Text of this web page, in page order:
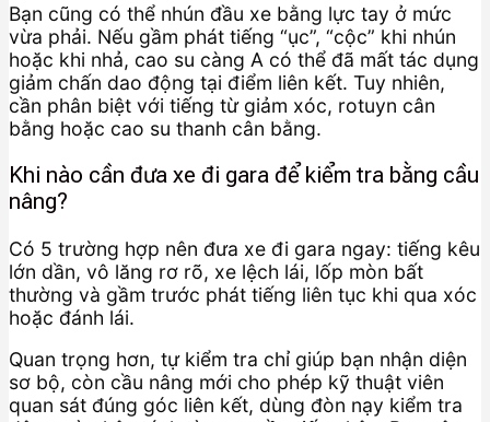
Bạn cũng có thể nhún đầu xe bằng lực tay ở mức
vừa phải. Nếu gầm phát tiếng “ục”, “cộc” khi nhún
hoặc khi nhả, cao su càng A có thể đã mất tác dụng
giảm chấn dao động tại điểm liên kết. Tuy nhiên,
cần phân biệt với tiếng từ giảm xóc, rotuyn cân
bằng hoặc cao su thanh cân bằng.
Khi nào cần đưa xe đi gara để kiểm tra bằng cầu
nâng?
Có 5 trường hợp nên đưa xe đi gara ngay: tiếng kêu
lớn dần, vô lăng rơ rõ, xe lệch lái, lốp mòn bất
thường và gầm trước phát tiếng liên tục khi qua xóc
hoặc đánh lái.
Quan trọng hơn, tự kiểm tra chỉ giúp bạn nhận diện
sơ bộ, còn cầu nâng mới cho phép kỹ thuật viên
quan sát đúng góc liên kết, dùng đòn nạy kiểm tra